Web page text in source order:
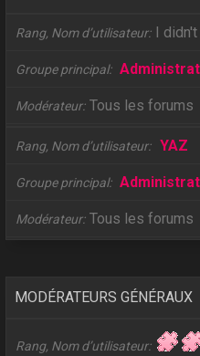
Rang, Nom d’utilisateur I
Groupe principal
Modérateur Tous les forums
Rang, Nom d’utilisateur YAZ
Groupe principal
Modérateur Tous les forums
MODÉRATEURS GÉNÉRAUX
Rang, Nom d’utilisateur